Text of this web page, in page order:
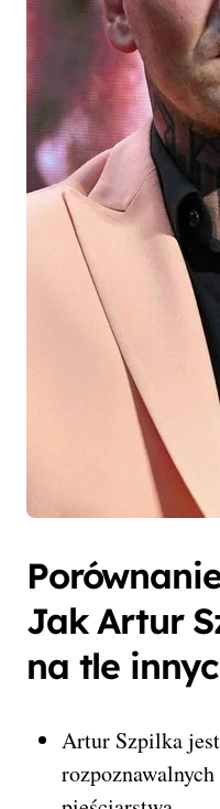
Jak Artur
na tle
Artur Szpilka